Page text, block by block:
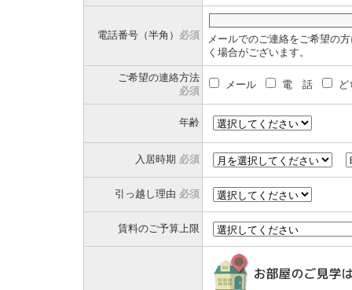
電話番号（半角） 必須
メールでのご連絡をご希望の
く場合がございます。
ご希望の連絡方法
必須
メール 電 話 ど
年齢
入居時期 必須
引っ越し理由 必須
賃料のご予算上限